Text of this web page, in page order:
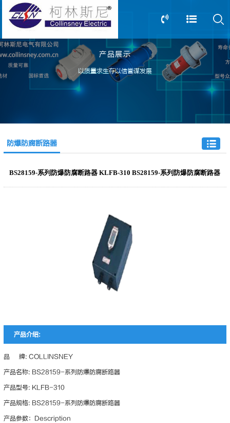
产品展示
以质量求生存以信誉谋发展
13805239166
0517-83612898
防爆防腐断路器
BS28159-系列防爆防腐断路器 KLFB-310 BS28159-系列防爆防腐断路器
产品介绍:
品 牌: COLLINSNEY
产品名称: BS28159-系列防爆防腐断路器
产品型号: KLFB-310
产品规格: BS28159-系列防爆防腐断路器
产品参数：Description